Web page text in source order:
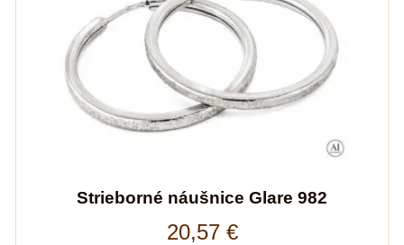
Strieborné náušnice Glare 982
20,57 €